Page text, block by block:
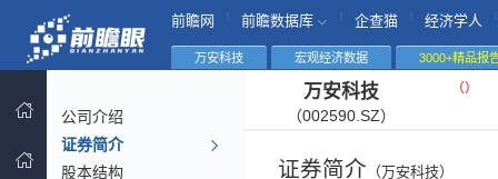
前瞻网 前瞻数据库 企查猫 经济学人
万安科技 宏观经济数据 3000+精品报
公司介绍
证券简介
股本结构
万安科技
（002590.SZ）
（）
证券简介 （万安科技）